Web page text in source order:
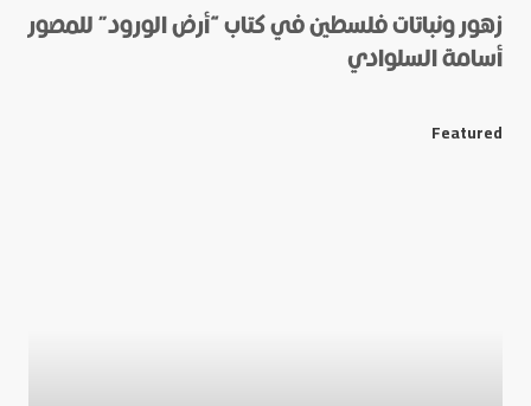
E-mail
*
زهور ونباتات فلسطين في كتاب “أرض الورود” للمصور
أسامة السلوادي
Featured